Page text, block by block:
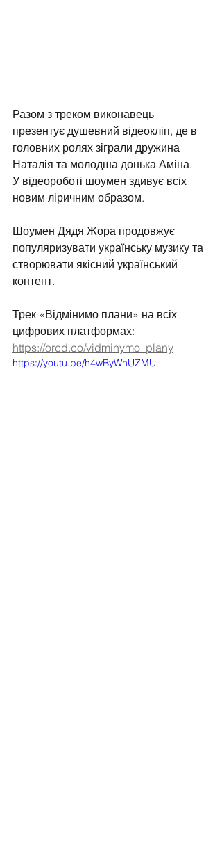
Разом з треком виконавець
презентує душевний відеокліп, де в
головних ролях зіграли дружина
Наталія та молодша донька Аміна.
У відеороботі шоумен здивує всіх
новим ліричним образом.
Шоумен Дядя Жора продовжує
популяризувати українську музику та
створювати якісний український
контент.
Трек «Відмінимо плани» на всіх
цифрових платформах:
https://orcd.co/vidminymo_plany
https://youtu.be/h4wByWnUZMU